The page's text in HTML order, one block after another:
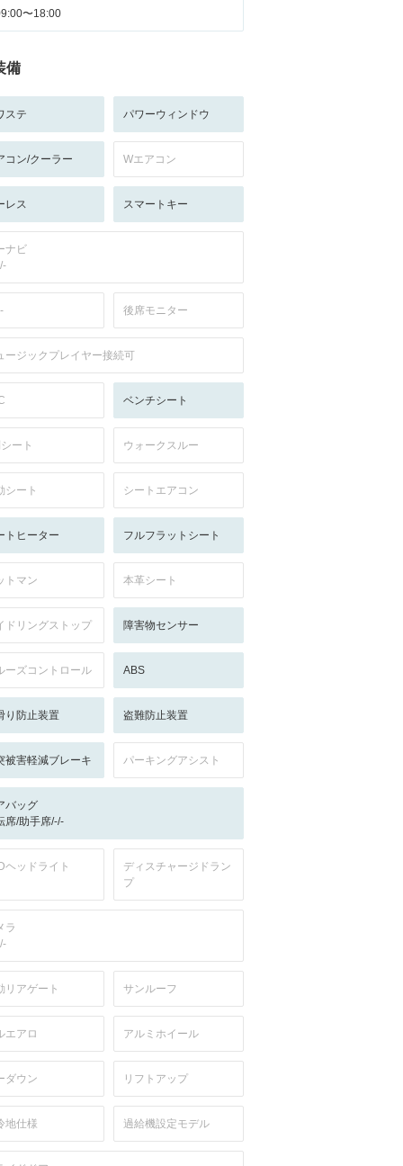
〜18:00
備
ステ パワーウィンドウ
コン/クーラー Wエアコン
レス スマートキー
ナビ
後席モニター
ージックプレイヤー接続可
ベンチシート
ート ウォークスルー
シート シートエアコン
トヒーター フルフラットシート
トマン 本革シート
ドリングストップ 障害物センサー
ーズコントロール ABS
り防止装置 盗難防止装置
被害軽減ブレーキ パーキングアシスト
バッグ
席/助手席/-/-
ヘッドライト
ディスチャージドラン
プ
ラ
リアゲート サンルーフ
エアロ アルミホイール
ダウン リフトアップ
地仕様 過給機設定モデル